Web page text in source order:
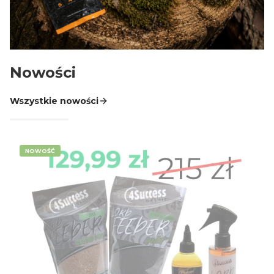
AGRAFKI KRĘTLIKI TULEJE PINY WKRĘTKI
GOTOWE PRZYPONY SPINNINGOWE LEADERY
GŁÓWKI JIGOWE CZEBURASZKI
KOTWICE HAKI DOZBROJKI I OCHRONA KOTWIC
więcej
Nowości
Wszystkie nowości
NOWOŚĆ